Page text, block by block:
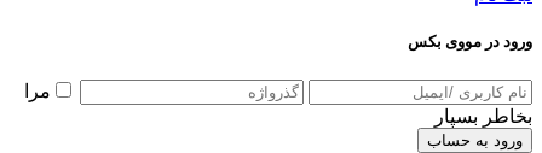
ورود در مووی بکس
مرا
بخاطر بسپار
ورود به حساب